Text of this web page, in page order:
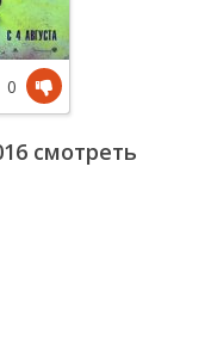
смотреть
0